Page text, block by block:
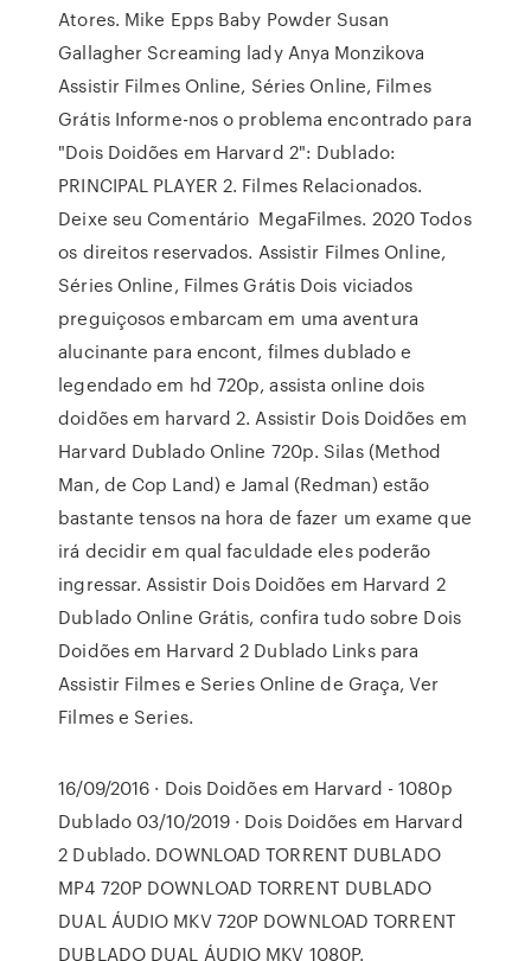
Atores. Mike Epps Baby Powder Susan
Gallagher Screaming lady Anya Monzikova
Assistir Filmes Online, Séries Online, Filmes
Grátis Informe-nos o problema encontrado para
"Dois Doidões em Harvard 2": Dublado:
PRINCIPAL PLAYER 2. Filmes Relacionados.
Deixe seu Comentário MegaFilmes. 2020 Todos
os direitos reservados. Assistir Filmes Online,
Séries Online, Filmes Grátis Dois viciados
preguiçosos embarcam em uma aventura
alucinante para encont, filmes dublado e
legendado em hd 720p, assista online dois
doidões em harvard 2. Assistir Dois Doidões em
Harvard Dublado Online 720p. Silas (Method
Man, de Cop Land) e Jamal (Redman) estão
bastante tensos na hora de fazer um exame que
irá decidir em qual faculdade eles poderão
ingressar. Assistir Dois Doidões em Harvard 2
Dublado Online Grátis, confira tudo sobre Dois
Doidões em Harvard 2 Dublado Links para
Assistir Filmes e Series Online de Graça, Ver
Filmes e Series.
16/09/2016 · Dois Doidões em Harvard - 1080p
Dublado 03/10/2019 · Dois Doidões em Harvard
2 Dublado. DOWNLOAD TORRENT DUBLADO
MP4 720P DOWNLOAD TORRENT DUBLADO
DUAL ÁUDIO MKV 720P DOWNLOAD TORRENT
DUBLADO DUAL ÁUDIO MKV 1080P.